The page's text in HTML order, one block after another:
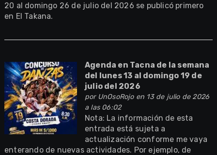
20 al domingo 26 de julio del 2026 se publicó primero
en El Takana.
Agenda en Tacna de la semana
del lunes 13 al domingo 19 de
julio del 2026
por UnOsoRojoen 13 de julio de 2026
a las 06:02
Nota: La información de esta
entrada está sujeta a
actualización conforme me vaya
enterando de nuevas actividades. Por ejemplo, de